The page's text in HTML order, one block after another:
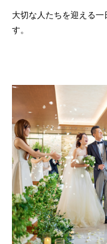
大切な人たちを迎える
す。